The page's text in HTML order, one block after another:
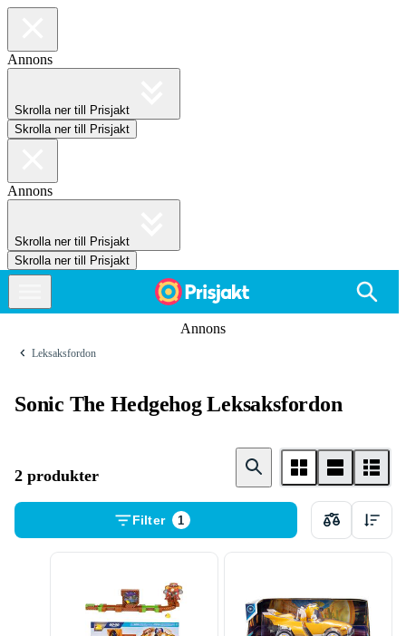
Annons
Skrolla ner till Prisjakt
Skrolla ner till Prisjakt
Annons
Skrolla ner till Prisjakt
Skrolla ner till Prisjakt
Annons
Leksaksfordon
Sonic The Hedgehog Leksaksfordon
2 produkter
Filter 1